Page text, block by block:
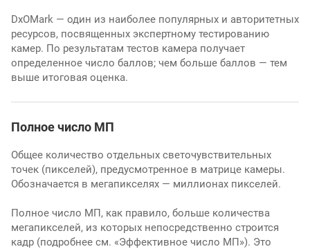
DxOMark — один из наиболее популярных и авторитетных
ресурсов, посвященных экспертному тестированию
камер. По результатам тестов камера получает
определенное число баллов; чем больше баллов — тем
выше итоговая оценка.
Полное число МП
Общее количество отдельных светочувствительных
точек (пикселей), предусмотренное в матрице камеры.
Обозначается в мегапикселях — миллионах пикселей.
Полное число МП, как правило, больше количества
мегапикселей, из которых непосредственно строится
кадр (подробнее см. «Эффективное число МП»). Это